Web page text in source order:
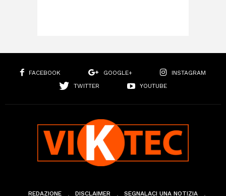
FACEBOOK GOOGLE+
INSTAGRAM
TWITTER
YOUTUBE
REDAZIONE DISCLAIMER SEGNALACI UNA NOTIZIA